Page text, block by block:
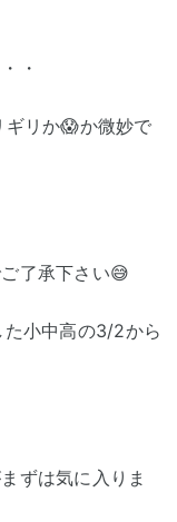
・
リか😱か微妙で
了承下さい😅
小中高の3/2から
ずは気に入りま